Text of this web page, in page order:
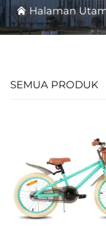
Halaman
SEMUA PRODUK